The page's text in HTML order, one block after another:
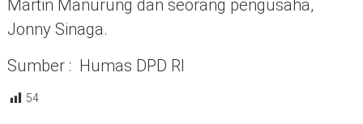
Martin Manurung dan seorang pengusaha,
Jonny Sinaga.
Sumber : Humas DPD RI
54